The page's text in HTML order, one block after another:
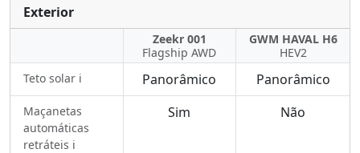
Exterior
Zeekr 001
Flagship AWD
GWM HAVAL H6
HEV2
Teto solar ℹ️
Panorâmico Panorâmico
Maçanetas
automáticas
retráteis ℹ️
Sim Não